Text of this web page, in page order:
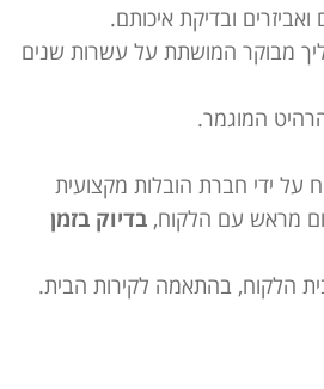
ובדיקת איכותם.
מבוקר המושתת על עשרות שנים
המוגמר.
על ידי חברת הובלות מקצועית
מראש עם הלקוח, בדיוק בזמן
הלקוח, בהתאמה לקירות הבית.